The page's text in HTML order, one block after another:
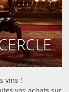
vins !